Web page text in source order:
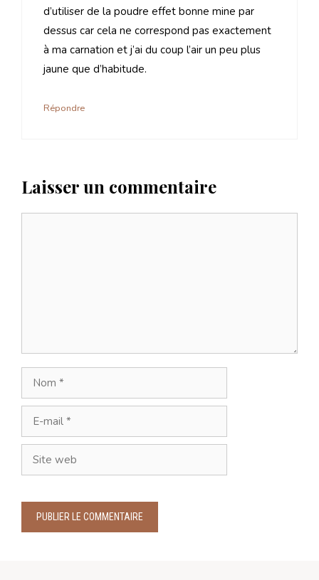
d’utiliser de la poudre effet bonne mine par
dessus car cela ne correspond pas exactement
à ma carnation et j’ai du coup l’air un peu plus
jaune que d’habitude.
Répondre
Laisser un commentaire
Nom
mail
Site
web